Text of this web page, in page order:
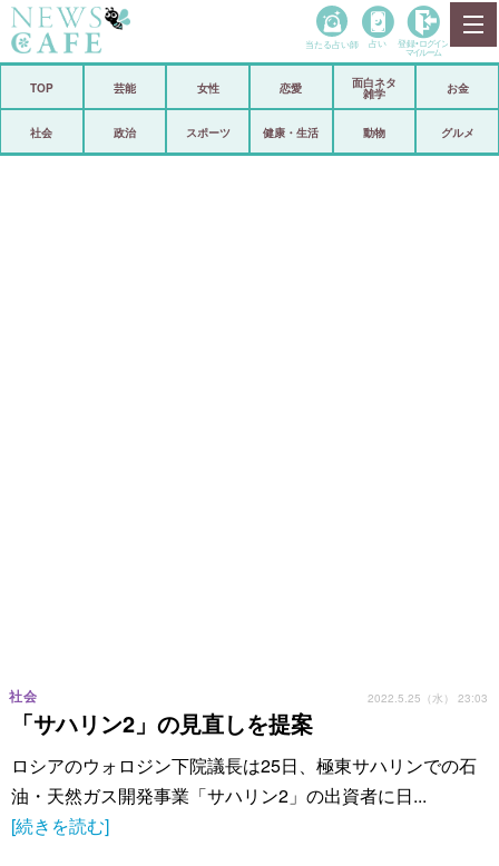
政治
当たる占い師 占い 登録• ログイン
マイルーム
TOP 芸能 女性 恋愛
面白ネタ
雑学
お金
社会 政治 スポーツ 健康・生活 動物 グルメ
「サハリン2」の見直しを提案
社会 2022.5.25（水） 23:03
ロシアのウォロジン下院議長は25日、極東サハリンでの石
油・天然ガス開発事業「サハリン2」の出資者に日...
[続きを読む]